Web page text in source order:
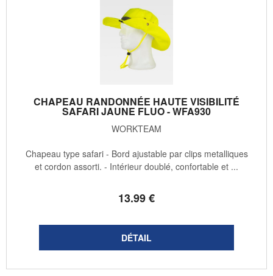
CHAPEAU RANDONNÉE HAUTE VISIBILITÉ
SAFARI JAUNE FLUO - WFA930
WORKTEAM
13.99€
Chapeau type safari - Bord ajustable par clips metalliques
et cordon assorti. - Intérieur doublé, confortable et ...